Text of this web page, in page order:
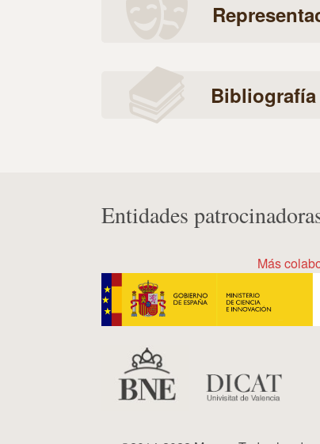
Bibliografía
Entidades
Más